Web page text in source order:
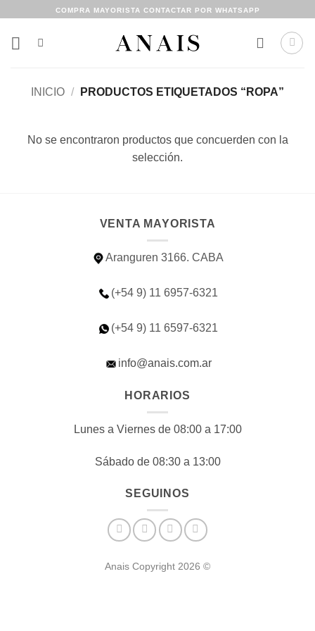
contenido
COMPRA MAYORISTA CONTACTAR POR WHATSAPP
INICIO / PRODUCTOS ETIQUETADOS “ROPA”
No se encontraron productos que concuerden con la
selección.
VENTA MAYORISTA
Aranguren 3166. CABA
(+54 9) 11 6957-6321
(+54 9) 11 6597-6321
info@anais.com.ar
HORARIOS
Lunes a Viernes de 08:00 a 17:00
Sábado de 08:30 a 13:00
SEGUINOS
Anais Copyright 2026 ©